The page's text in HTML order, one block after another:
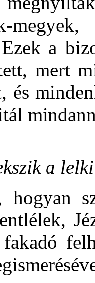
a
mert
és
a
hogyan